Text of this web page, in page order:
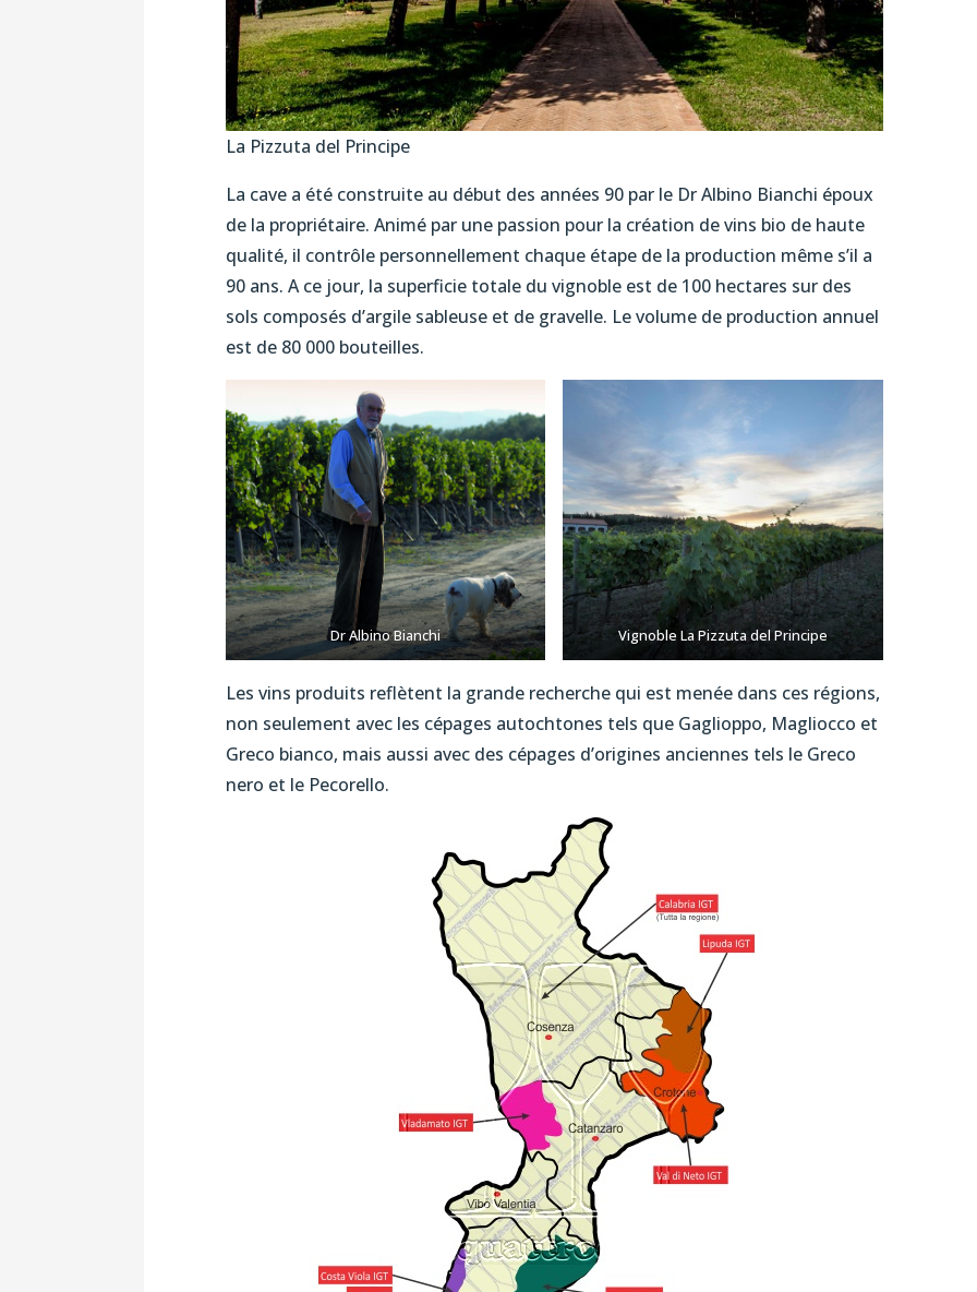
La Pizzuta del Principe
La cave a été construite au début des années 90 par le Dr Albino Bianchi époux
de la propriétaire. Animé par une passion pour la création de vins bio de haute
qualité, il contrôle personnellement chaque étape de la production même s’il a
90 ans. A ce jour, la superficie totale du vignoble est de 100 hectares sur des
sols composés d’argile sableuse et de gravelle. Le volume de production annuel
est de 80 000 bouteilles.
Dr Albino Bianchi Vignoble La Pizzuta del Principe
Les vins produits reflètent la grande recherche qui est menée dans ces régions,
non seulement avec les cépages autochtones tels que Gaglioppo, Magliocco et
Greco bianco, mais aussi avec des cépages d’origines anciennes tels le Greco
nero et le Pecorello.